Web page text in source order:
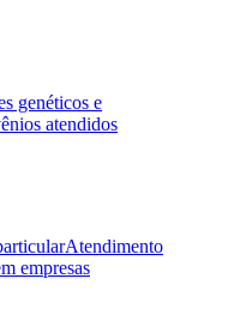
genéticos e
atendidos
Atendimento
empresas